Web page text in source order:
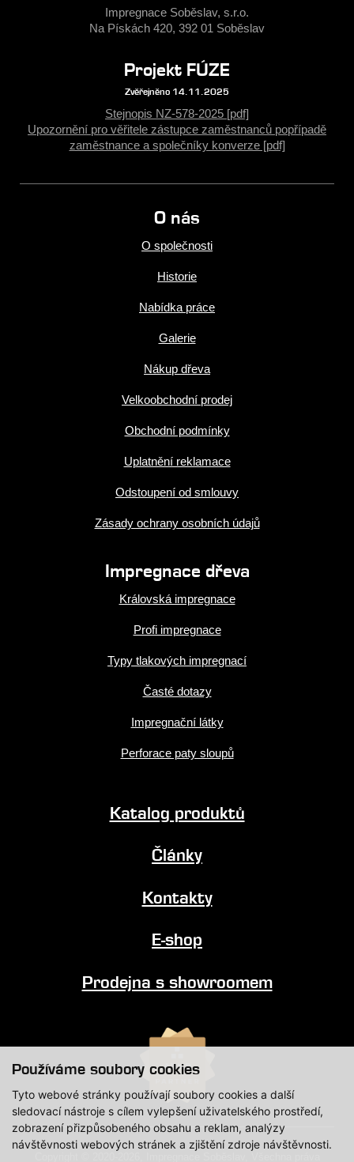
Používáme soubory cookies
Tyto webové stránky používají soubory cookies a další
sledovací nástroje s cílem vylepšení uživatelského prostředí,
zobrazení přizpůsobeného obsahu a reklam, analýzy
návštěvnosti webových stránek a zjištění zdroje návštěvnosti.
Impregnace Soběslav, s.r.o.
Na Pískách 420, 392 01 Soběslav
Projekt FÚZE
Zvěřejněno 14.11.2025
Stejnopis NZ-578-2025 [pdf]
Upozornění pro věřitele zástupce zaměstnanců popřípadě
zaměstnance a společníky konverze [pdf]
O nás
O společnosti
Historie
Nabídka práce
Galerie
Nákup dřeva
Velkoobchodní prodej
Obchodní podmínky
Uplatnění reklamace
Odstoupení od smlouvy
Zásady ochrany osobních údajů
Impregnace dřeva
Královská impregnace
Profi impregnace
Typy tlakových impregnací
Časté dotazy
Impregnační látky
Perforace paty sloupů
Katalog produktů
Články
Kontakty
E-shop
Prodejna s showroomem